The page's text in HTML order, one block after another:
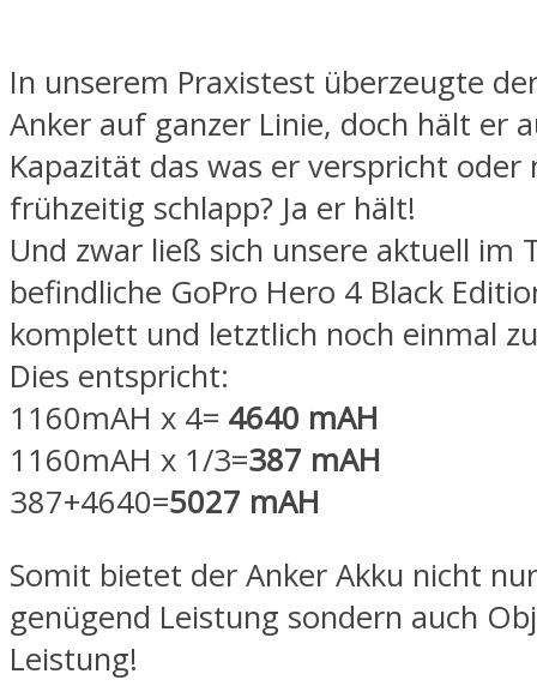
In unserem Praxistest überzeugte
Anker auf ganzer Linie, doch hält er
Kapazität das was er verspricht oder
frühzeitig schlapp? Ja er hält!
Und zwar ließ sich unsere aktuell im
befindliche GoPro Hero 4 Black
komplett und letztlich noch einmal
Dies entspricht:
1160mAH x 4= 4640 mAH
1160mAH x 1/3=387 mAH
387+4640=5027 mAH
Somit bietet der Anker Akku nicht
genügend Leistung sondern auch
Leistung!